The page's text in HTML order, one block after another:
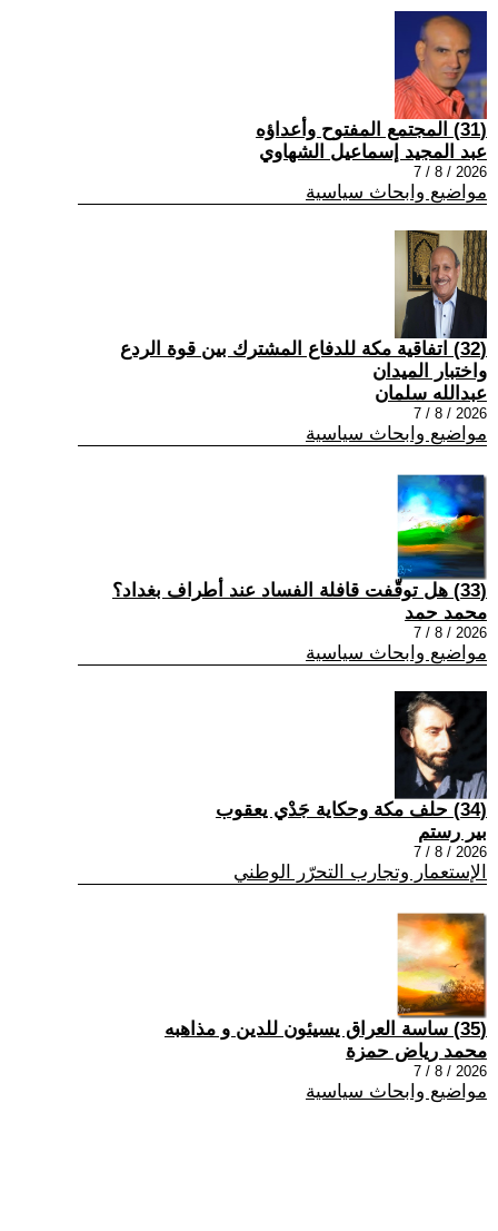
(31) المجتمع المفتوح وأعداؤه
عبد المجيد إسماعيل الشهاوي
2026 / 8 / 7
مواضيع وابحاث سياسية
(32) اتفاقية مكة للدفاع المشترك بين قوة الردع
واختبار الميدان
عبدالله سلمان
2026 / 8 / 7
مواضيع وابحاث سياسية
(33) هل توقّفت قافلة الفساد عند أطراف بغداد؟
محمد حمد
2026 / 8 / 7
مواضيع وابحاث سياسية
(34) حلف مكة وحكاية جَدْي يعقوب
بير رستم
2026 / 8 / 7
الإستعمار وتجارب التحرّر الوطني
(35) ساسة العراق يسيئون للدين و مذاهبه
محمد رياض حمزة
2026 / 8 / 7
مواضيع وابحاث سياسية